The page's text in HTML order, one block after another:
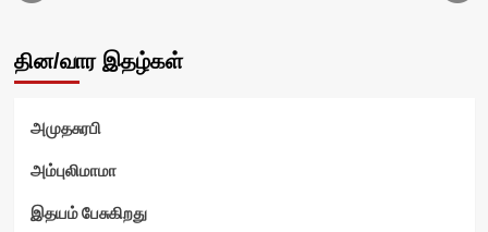
தின/வார இதழ்கள்
அமுதசுரபி
அம்புலிமாமா
இதயம் பேசுகிறது